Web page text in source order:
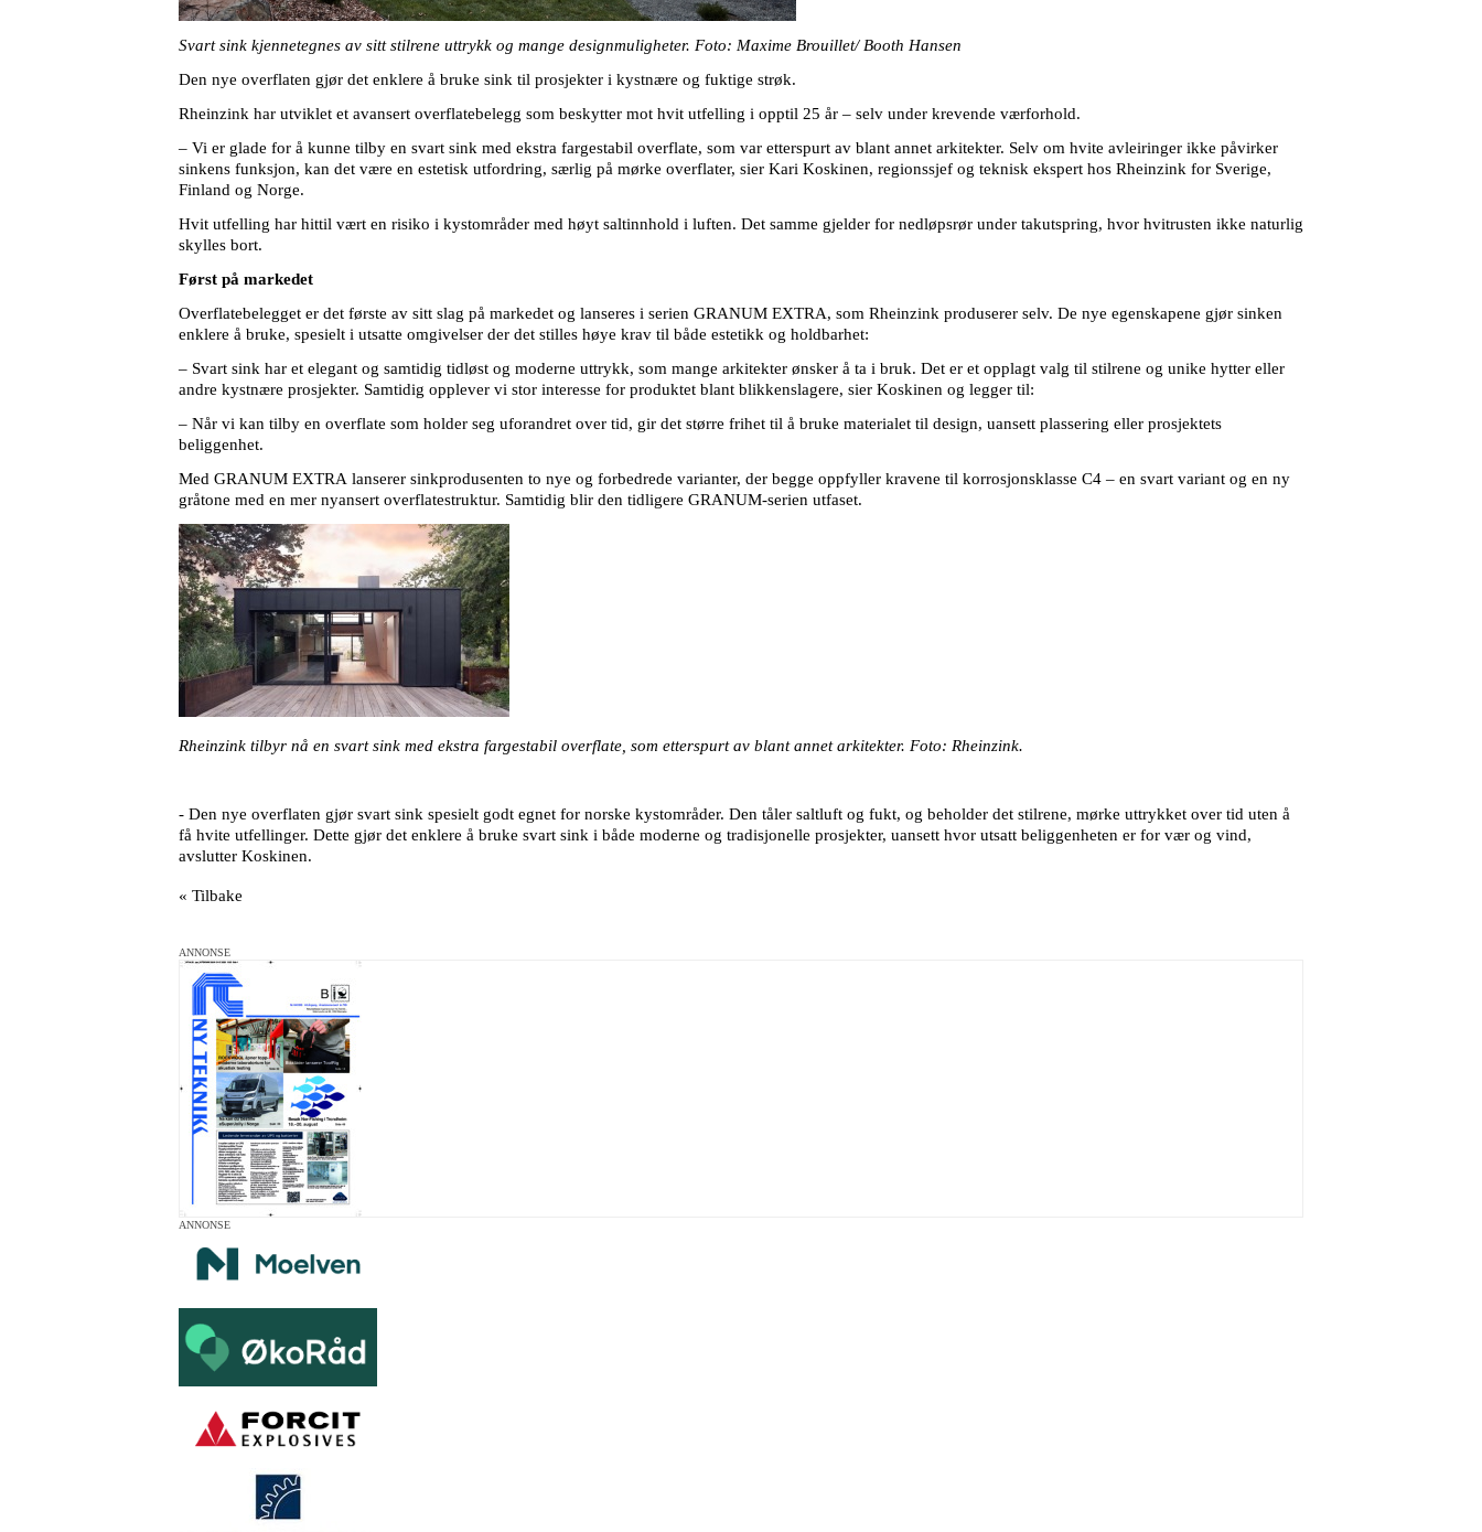
Svart sink kjennetegnes av sitt stilrene uttrykk og mange designmuligheter. Foto: Maxime Brouillet/ Booth Hansen
Den nye overflaten gjør det enklere å bruke sink til prosjekter i kystnære og fuktige strøk.
Rheinzink har utviklet et avansert overflatebelegg som beskytter mot hvit utfelling i opptil 25 år – selv under krevende værforhold.
– Vi er glade for å kunne tilby en svart sink med ekstra fargestabil overflate, som var etterspurt av blant annet arkitekter. Selv om hvite avleiringer ikke påvirker
sinkens funksjon, kan det være en estetisk utfordring, særlig på mørke overflater, sier Kari Koskinen, regionssjef og teknisk ekspert hos Rheinzink for Sverige,
Finland og Norge.
Hvit utfelling har hittil vært en risiko i kystområder med høyt saltinnhold i luften. Det samme gjelder for nedløpsrør under takutspring, hvor hvitrusten ikke naturlig
skylles bort.
Først på markedet
Overflatebelegget er det første av sitt slag på markedet og lanseres i serien GRANUM EXTRA, som Rheinzink produserer selv. De nye egenskapene gjør sinken
enklere å bruke, spesielt i utsatte omgivelser der det stilles høye krav til både estetikk og holdbarhet:
– Svart sink har et elegant og samtidig tidløst og moderne uttrykk, som mange arkitekter ønsker å ta i bruk. Det er et opplagt valg til stilrene og unike hytter eller
andre kystnære prosjekter. Samtidig opplever vi stor interesse for produktet blant blikkenslagere, sier Koskinen og legger til:
– Når vi kan tilby en overflate som holder seg uforandret over tid, gir det større frihet til å bruke materialet til design, uansett plassering eller prosjektets
beliggenhet.
Med GRANUM EXTRA lanserer sinkprodusenten to nye og forbedrede varianter, der begge oppfyller kravene til korrosjonsklasse C4 – en svart variant og en ny
gråtone med en mer nyansert overflatestruktur. Samtidig blir den tidligere GRANUM-serien utfaset.
Rheinzink tilbyr nå en svart sink med ekstra fargestabil overflate, som etterspurt av blant annet arkitekter. Foto: Rheinzink.
- Den nye overflaten gjør svart sink spesielt godt egnet for norske kystområder. Den tåler saltluft og fukt, og beholder det stilrene, mørke uttrykket over tid uten å
få hvite utfellinger. Dette gjør det enklere å bruke svart sink i både moderne og tradisjonelle prosjekter, uansett hvor utsatt beliggenheten er for vær og vind,
avslutter Koskinen.
« Tilbake
ANNONSE
ANNONSE